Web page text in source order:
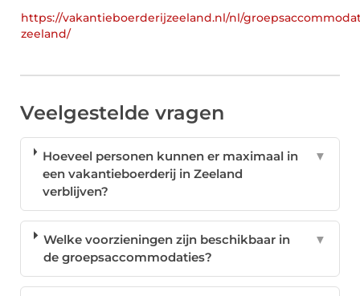
https://vakantieboerderijzeeland.nl/nl/
zeeland/
Veelgestelde vragen
Hoeveel personen kunnen er maximaal in
een vakantieboerderij in Zeeland
verblijven?
▼
Welke voorzieningen zijn beschikbaar in
de groepsaccommodaties?
▼